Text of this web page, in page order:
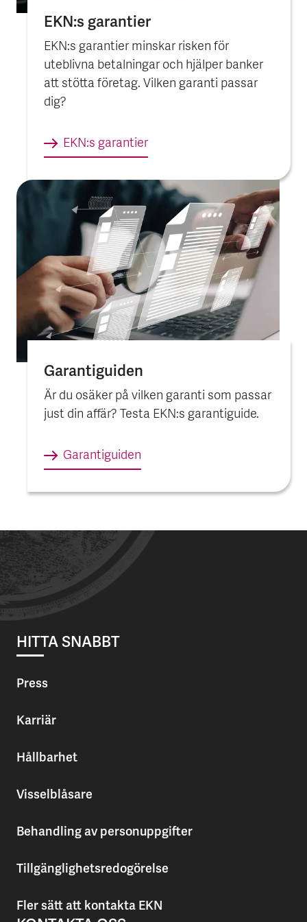
EKN:s garantier
EKN:s garantier minskar risken för
uteblivna betalningar och hjälper banker
att stötta företag. Vilken garanti passar
dig?
EKN:s garantier
Garantiguiden
Är du osäker på vilken garanti som passar
just din affär? Testa EKN:s garantiguide.
Garantiguiden
HITTA SNABBT
Press
Karriär
Hållbarhet
Visselblåsare
Behandling av personuppgifter
Tillgänglighetsredogörelse
Fler sätt att kontakta EKN